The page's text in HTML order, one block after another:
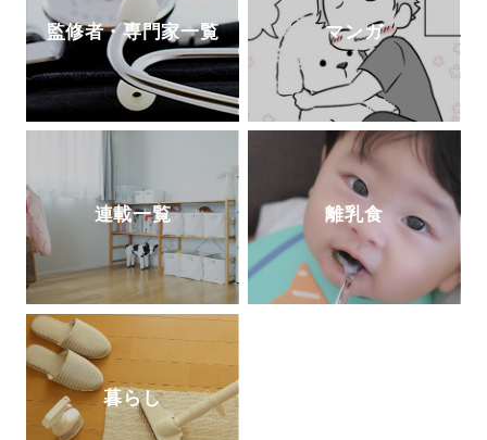
監修者・専門家一覧 マンガ
連載一覧 離乳食
暮らし